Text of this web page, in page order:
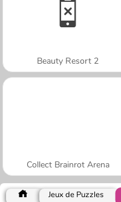
Beauty Resort 2
Collect Brainrot Arena
Jeux de Puzzles